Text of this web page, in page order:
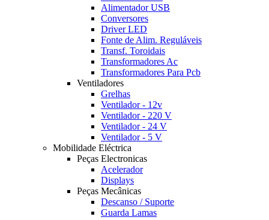
Alimentador USB
Conversores
Driver LED
Fonte de Alim. Reguláveis
Transf. Toroidais
Transformadores Ac
Transformadores Para Pcb
Ventiladores
Grelhas
Ventilador - 12v
Ventilador - 220 V
Ventilador - 24 V
Ventilador - 5 V
Mobilidade Eléctrica
Peças Electronicas
Acelerador
Displays
Peças Mecânicas
Descanso / Suporte
Guarda Lamas